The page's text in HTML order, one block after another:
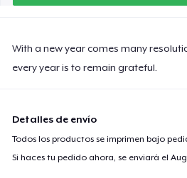
With a new year comes many
every year is to remain grateful.
Detalles de envío
Todos los productos se imprimen bajo
Si haces tu pedido ahora, se enviará el